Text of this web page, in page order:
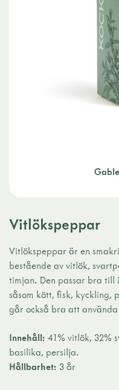
Vitlökspeppar
Vitlökspeppar är en
bestående av vitlök,
timjan. Den passar bra
såsom kött, fisk, kyckling,
går också bra att
Innehåll: 41% vitlök, 32%
basilika, persilja.
Hållbarhet: 3 år